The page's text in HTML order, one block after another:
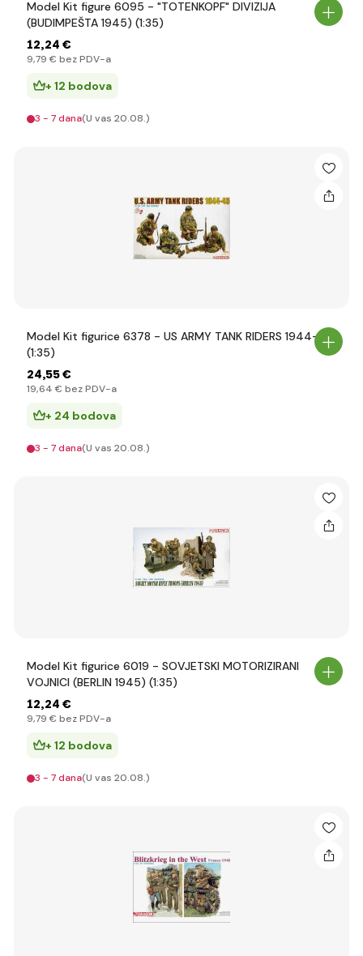
Model Kit figure 6095 - "TOTENKOPF" DIVIZIJA
(BUDIMPEŠTA 1945) (1:35)
12,24 €
9,79 € bez PDV-a
+ 12 bodova
3 - 7 dana(U vas 20.08.)
Model Kit figurice 6378 - US ARMY TANK RIDERS 1944-45
(1:35)
24,55 €
19,64 € bez PDV-a
+ 24 bodova
3 - 7 dana(U vas 20.08.)
Model Kit figurice 6019 - SOVJETSKI MOTORIZIRANI
VOJNICI (BERLIN 1945) (1:35)
12,24 €
9,79 € bez PDV-a
+ 12 bodova
3 - 7 dana(U vas 20.08.)